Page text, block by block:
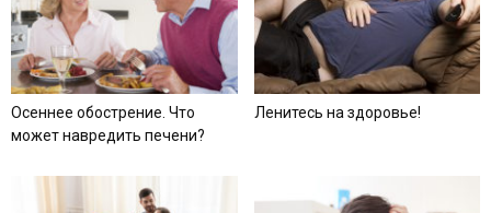
Осеннее обострение. Что
может навредить печени?
Ленитесь на здоровье!